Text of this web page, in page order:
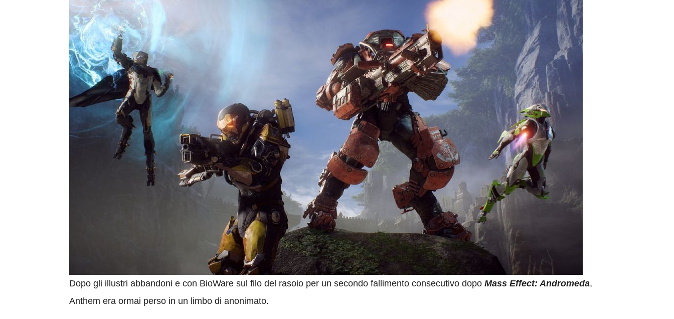
Dopo gli illustri abbandoni e con BioWare sul filo del rasoio per un secondo fallimento consecutivo dopo Mass Effect: Andromeda,
Anthem era ormai perso in un limbo di anonimato.